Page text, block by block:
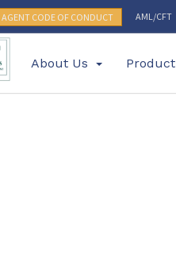
AGENT CODE OF CONDUCT AML/CFT
About Us Product